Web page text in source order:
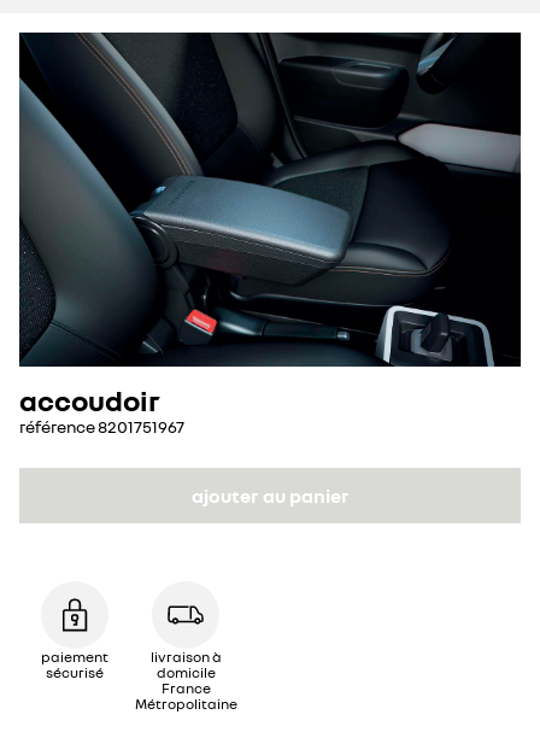
accoudoir
référence8201751967
ajouter au panier
paiement
sécurisé
livraison à
domicile
France
Métropolitaine